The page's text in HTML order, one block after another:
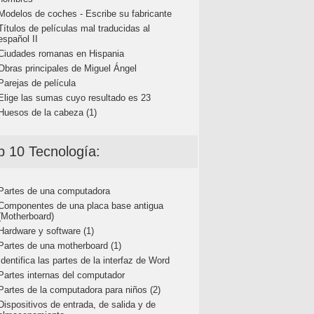
de coches - Escribe su fabricante
de películas mal traducidas al
II
romanas en Hispania
principales de Miguel Ángel
de película
las sumas cuyo resultado es 23
de la cabeza (1)
10 Tecnología:
de una computadora
de una placa base antigua
y software (1)
de una motherboard (1)
las partes de la interfaz de Word
internas del computador
de la computadora para niños (2)
de entrada, de salida y de